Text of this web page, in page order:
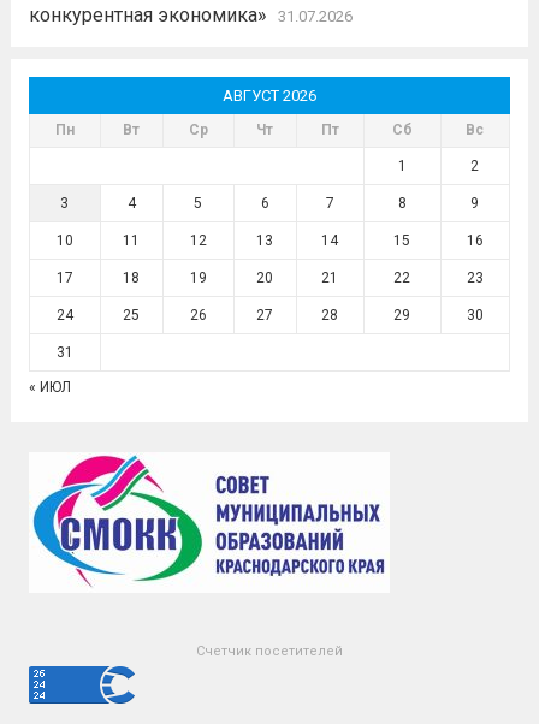
конкурентная экономика»
31.07.2026
АВГУСТ 2026
Пн Вт Ср Чт Пт Сб Вс
1 2
3 4 5 6 7 8 9
10 11 12 13 14 15 16
17 18 19 20 21 22 23
24 25 26 27 28 29 30
31
« ИЮЛ
Счетчик посетителей